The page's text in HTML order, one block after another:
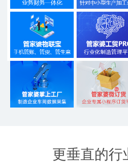
更垂直的行